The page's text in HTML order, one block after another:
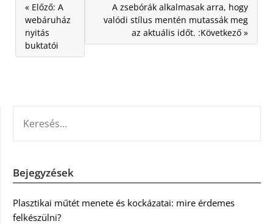
« Előző: A
webáruház
nyitás
buktatói
A zsebórák alkalmasak arra, hogy
valódi stílus mentén mutassák meg
az aktuális időt. :Következő »
Bejegyzések
Plasztikai műtét menete és kockázatai: mire érdemes
felkészülni?